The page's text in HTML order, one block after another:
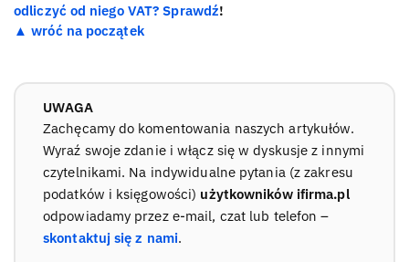
odliczyć od niego VAT? Sprawdź!
▲ wróć na początek
UWAGA
Zachęcamy do komentowania naszych artykułów.
Wyraź swoje zdanie i włącz się w dyskusje z innymi
czytelnikami. Na indywidualne pytania (z zakresu
podatków i księgowości) użytkowników ifirma.pl
odpowiadamy przez e-mail, czat lub telefon –
skontaktuj się z nami.